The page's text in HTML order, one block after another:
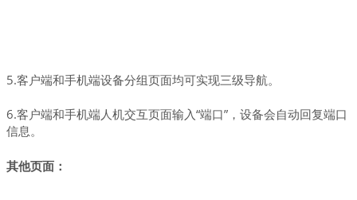
5.客户端和手机端设备分组页面均可实现三级导航。
6.客户端和手机端人机交互页面输入“端口”，设备会自动回复端口
信息。
其他页面：